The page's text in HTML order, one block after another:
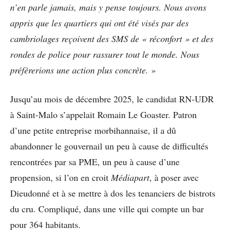
n’en parle jamais, mais y pense toujours. Nous avons
appris que les quartiers qui ont été visés par des
cambriolages reçoivent des SMS de « réconfort » et des
rondes de police pour rassurer tout le monde. Nous
préfèrerions une action plus concrète. »
Jusqu’au mois de décembre 2025, le candidat RN-UDR
à Saint-Malo s’appelait Romain Le Goaster. Patron
d’une petite entreprise morbihannaise, il a dû
abandonner le gouvernail un peu à cause de difficultés
rencontrées par sa PME, un peu à cause d’une
propension, si l’on en croit Médiapart, à poser avec
Dieudonné et à se mettre à dos les tenanciers de bistrots
du cru. Compliqué, dans une ville qui compte un bar
pour 364 habitants.